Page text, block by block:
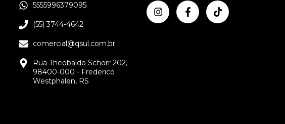
5555996379095
(55) 3744-4642
comercial@qsul.com.br
Rua Theobaldo Schorr 202,
98400-000 - Frederico
Westphalen, RS